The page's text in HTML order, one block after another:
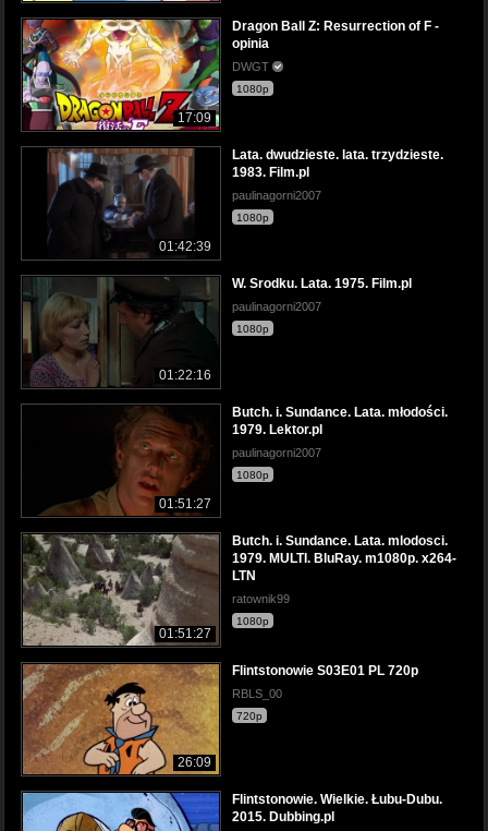
17:09
Dragon Ball Z: Resurrection of F -
opinia
DWGT
1080p
01:42:39
Lata. dwudzieste. lata. trzydzieste.
1983. Film.pl
paulinagorni2007
1080p
01:22:16
W. Srodku. Lata. 1975. Film.pl
paulinagorni2007
1080p
01:51:27
Butch. i. Sundance. Lata. młodości.
1979. Lektor.pl
paulinagorni2007
1080p
01:51:27
Butch. i. Sundance. Lata. mlodosci.
1979. MULTI. BluRay. m1080p. x264-
LTN
ratownik99
1080p
26:09
Flintstonowie S03E01 PL 720p
RBLS_00
720p
Flintstonowie. Wielkie. Łubu-Dubu.
2015. Dubbing.pl